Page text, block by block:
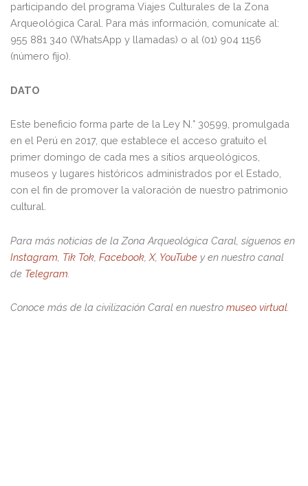
participando del programa Viajes Culturales de la Zona
Arqueológica Caral. Para más información, comunícate al:
955 881 340 (WhatsApp y llamadas) o al (01) 904 1156
(número fijo).
DATO
Este beneficio forma parte de la Ley N.° 30599, promulgada
en el Perú en 2017, que establece el acceso gratuito el
primer domingo de cada mes a sitios arqueológicos,
museos y lugares históricos administrados por el Estado,
con el fin de promover la valoración de nuestro patrimonio
cultural.
Para más noticias de la Zona Arqueológica Caral, síguenos en
Instagram Tik Tok Facebook X, YouTube y en nuestro canal
de Telegram
Conoce más de la civilización Caral en nuestro museo virtual.